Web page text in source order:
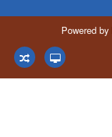
Powered by